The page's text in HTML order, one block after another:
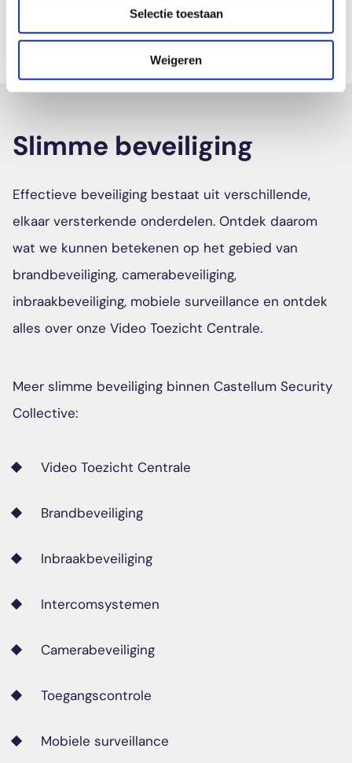
Selectie toestaan
Weigeren
vinden.
Slimme beveiliging
Effectieve beveiliging bestaat uit verschillende,
elkaar versterkende onderdelen. Ontdek daarom
wat we kunnen betekenen op het gebied van
brandbeveiliging, camerabeveiliging,
inbraakbeveiliging, mobiele surveillance en ontdek
alles over onze Video Toezicht Centrale.
Meer slimme beveiliging binnen Castellum Security
Collective:
Video Toezicht Centrale
Brandbeveiliging
Inbraakbeveiliging
Intercomsystemen
Camerabeveiliging
Toegangscontrole
Mobiele surveillance